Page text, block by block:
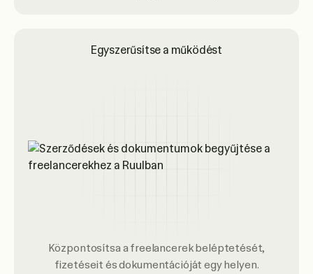
Egyszerűsítse a működést
Központosítsa a freelancerek beléptetését,
fizetéseit és dokumentációját egy helyen.